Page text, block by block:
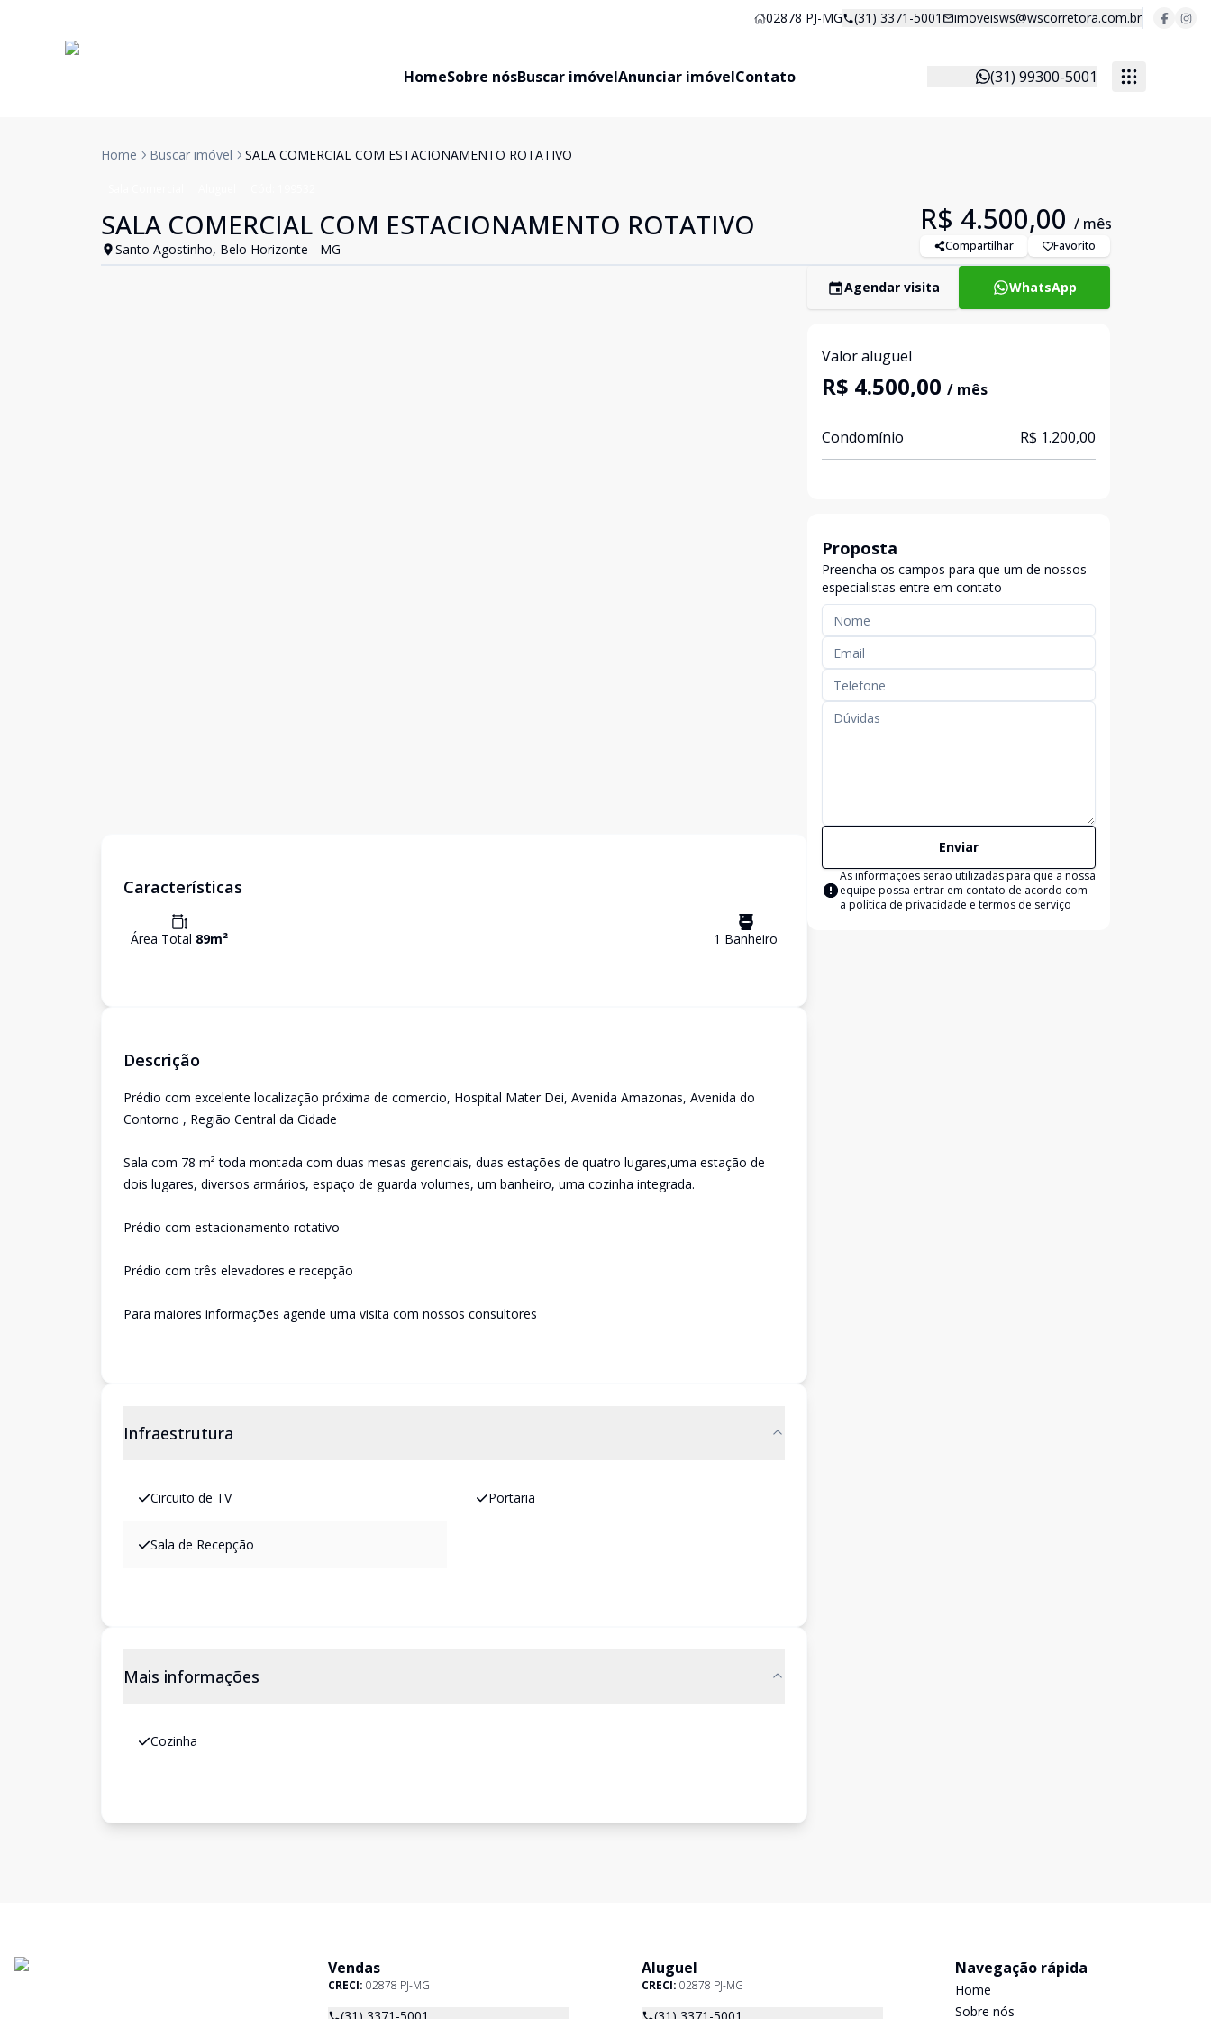
02878 PJ-MG (31) 3371-5001 imoveisws@wscorretora.com.br
HomeSobre nósBuscar imóvelAnunciar imóvelContato (31) 99300-5001
Home Buscar imóvel SALA COMERCIAL COM ESTACIONAMENTO ROTATIVO
SALA COMERCIAL COM ESTACIONAMENTO ROTATIVO
Santo Agostinho, Belo Horizonte - MG
R$ 4.500,00 / mês
Compartilhar Favorito
Características
Área Total 89m² 1 Banheiro
Descrição
Prédio com excelente localização próxima de comercio, Hospital Mater Dei, Avenida Amazonas, Avenida do
Contorno , Região Central da Cidade
Sala com 78 m² toda montada com duas mesas gerenciais, duas estações de quatro lugares,uma estação de
dois lugares, diversos armários, espaço de guarda volumes, um banheiro, uma cozinha integrada.
Prédio com estacionamento rotativo
Prédio com três elevadores e recepção
Para maiores informações agende uma visita com nossos consultores
Infraestrutura
Circuito de TV Portaria
Sala de Recepção
Mais informações
Cozinha
Agendar visita WhatsApp
Valor aluguel
R$ 4.500,00 / mês
Condomínio R$ 1.200,00
Proposta
Preencha os campos para que um de nossos
especialistas entre em contato
Enviar
As informações serão utilizadas para que a nossa
equipe possa entrar em contato de acordo com
a política de privacidade e termos de serviço
Vendas
CRECI: 02878 PJ-MG
Aluguel
CRECI: 02878 PJ-MG
Navegação rápida
Home
Sobre nós